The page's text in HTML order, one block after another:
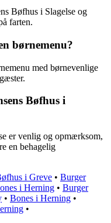
Bøfhus i Slagelse og
farten.
børnemenu?
med børnevenlige
Bøfhus i
er venlig og opmærksom,
en behagelig
i Greve • Burger
i Herning • Burger
• Bones i Herning •
•